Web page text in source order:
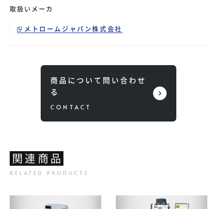
取扱いメーカ
メトロームジャパン株式会社
商品について問い合わせ
る
関連商品